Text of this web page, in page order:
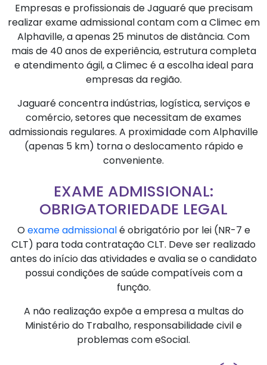
Empresas e profissionais de Jaguaré que precisam
realizar exame admissional contam com a Climec em
Alphaville, a apenas 25 minutos de distância. Com
mais de 40 anos de experiência, estrutura completa
e atendimento ágil, a Climec é a escolha ideal para
empresas da região.
Jaguaré concentra indústrias, logística, serviços e
comércio, setores que necessitam de exames
admissionais regulares. A proximidade com Alphaville
(apenas 5 km) torna o deslocamento rápido e
conveniente.
EXAME ADMISSIONAL:
OBRIGATORIEDADE LEGAL
Oexame admissionalé obrigatório por lei (NR-7 e
CLT) para toda contratação CLT. Deve ser realizado
antes do início das atividades e avalia se o candidato
possui condições de saúde compatíveis com a
função.
A não realização expõe a empresa a multas do
Ministério do Trabalho, responsabilidade civil e
problemas com eSocial.